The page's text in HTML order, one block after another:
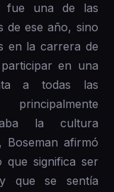
fue una de las
de ese año, sino
en la carrera de
en una
a todas las
la cultura
Boseman afirmó
que significa ser
que se sentía